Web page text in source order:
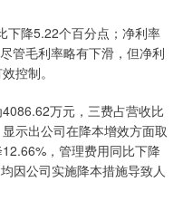
下降5.22个百分点；净利率
管毛利率略有下滑，但净利
控制。
万元，三费占营收比
示出公司在降本增效方面取
，管理费用同比下降
因公司实施降本措施导致人